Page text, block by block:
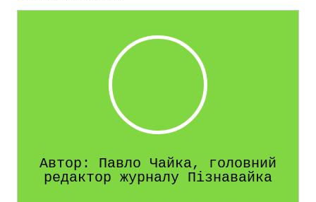
Автор: Павло Чайка, головний
редактор журналу Пізнавайка